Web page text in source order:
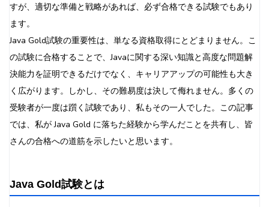
すが、適切な準備と戦略があれば、必ず合格できる試験でもあり
ます。
Java Gold試験の重要性は、単なる資格取得にとどまりません。こ
の試験に合格することで、Javaに関する深い知識と高度な問題解
決能力を証明できるだけでなく、キャリアアップの可能性も大き
く広がります。しかし、その難易度は決して侮れません。多くの
受験者が一度は躓く試験であり、私もその一人でした。この記事
では、私が Java Gold に落ちた経験から学んだことを共有し、皆
さんの合格への道筋を示したいと思います。
Java Gold試験とは